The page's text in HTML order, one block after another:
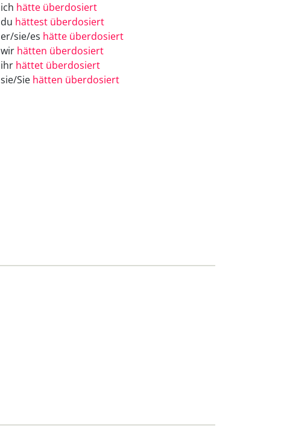
ich hätte überdosiert
du hättest überdosiert
er/sie/es hätte überdosiert
wir hätten überdosiert
ihr hättet überdosiert
sie/Sie hätten überdosiert